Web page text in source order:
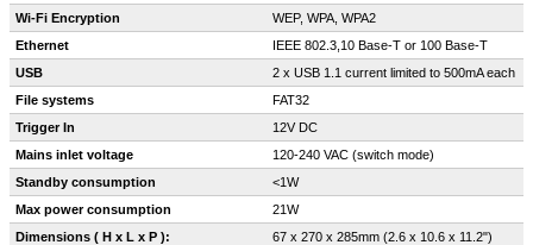
Wi-Fi Encryption
WEP, WPA, WPA2
Ethernet
IEEE 802.3,10 Base-T or 100 Base-T
USB
2 x USB 1.1 current limited to 500mA each
File systems
FAT32
Trigger In
12V DC
Mains inlet voltage
120-240 VAC (switch mode)
Standby consumption
<1W
Max power consumption
21W
Dimensions ( H x L x P ):
67 x 270 x 285mm (2.6 x 10.6 x 11.2")